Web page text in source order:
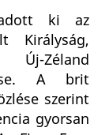
ki az
Királyság,
Zéland
A brit
szerint
gyorsan